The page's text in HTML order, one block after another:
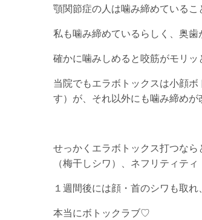
顎関節症の人は噛み締めているこ
私も噛み締めているらしく、奥歯
確かに噛みしめると咬筋がモリッ
当院でもエラボトックスは小顔
す）が、それ以外にも噛み締めが
せっかくエラボトックス打つな
（梅干しシワ）、ネフリティテ
１週間後には顔・首のシワも取
本当にボトックラブ♡